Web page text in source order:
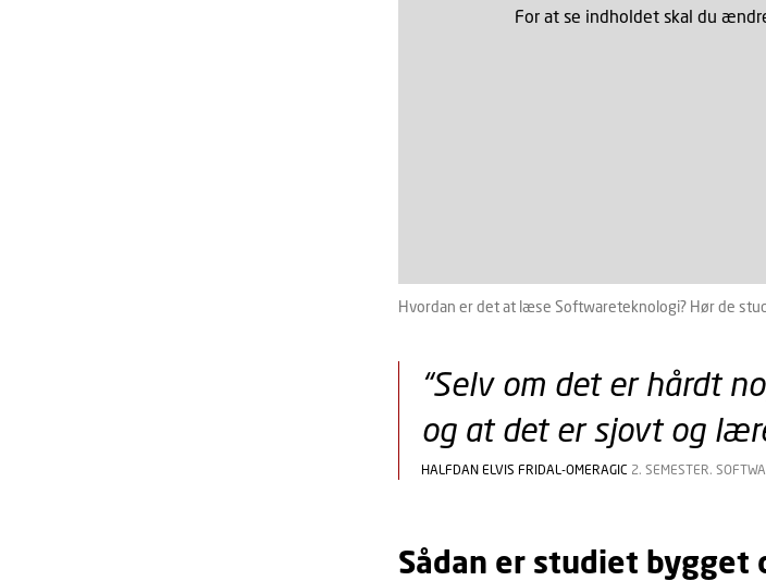
For at se indholdet skal du
Hvordan er det at læse Softwareteknologi? Hør de
“Selv om det er hårdt
og at det er sjovt og
HALFDAN ELVIS FRIDAL-OMERAGIC 2. SEMESTER.
Sådan er studiet bygget